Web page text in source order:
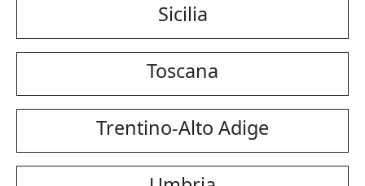
Sicilia
Toscana
Trentino-Alto Adige